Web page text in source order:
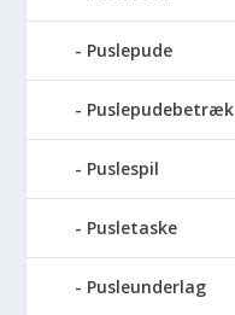
Puslepude
Puslepudebetræk
Puslespil
Pusletaske
Pusleunderlag